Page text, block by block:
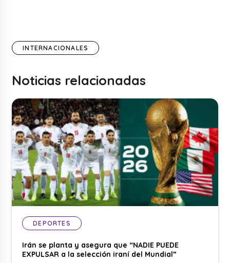
INTERNACIONALES
Noticias relacionadas
DEPORTES
Irán se planta y asegura que “NADIE PUEDE
EXPULSAR a la selección iraní del Mundial”